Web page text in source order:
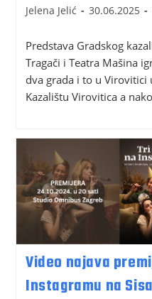
Jelena Jelić 30.06.2025
Predstava Gradskog
Tragači i Teatra Mašina
dva grada i to u Virovitici
Kazalištu Virovitica a
Video najava
Instagramu na